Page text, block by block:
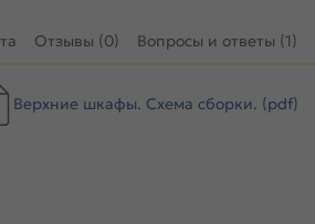
Отзывы (0) Вопросы и ответы (1)
Верхние шкафы. Схема сборки. (pdf)